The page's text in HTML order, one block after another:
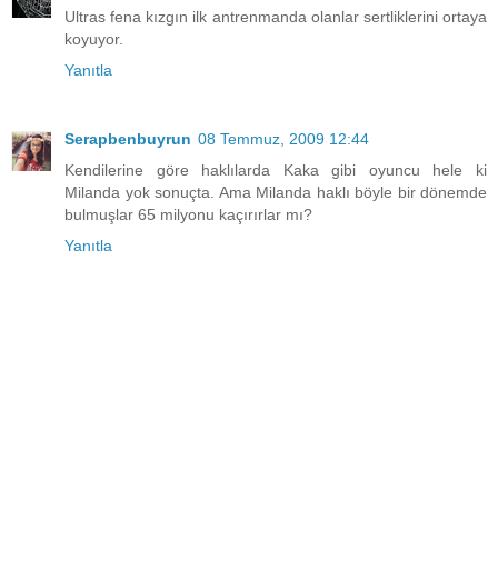
Ultras fena kızgın ilk antrenmanda olanlar sertliklerini ortaya
koyuyor.
Yanıtla
Serapbenbuyrun 08 Temmuz, 2009 12:44
Kendilerine göre haklılarda Kaka gibi oyuncu hele ki
Milanda yok sonuçta. Ama Milanda haklı böyle bir dönemde
bulmuşlar 65 milyonu kaçırırlar mı?
Yanıtla